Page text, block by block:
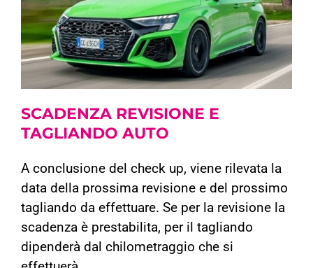
SCADENZA REVISIONE E
TAGLIANDO AUTO
A conclusione del check up, viene rilevata la
data della prossima revisione e del prossimo
tagliando da effettuare. Se per la revisione la
scadenza è prestabilita, per il tagliando
dipenderà dal chilometraggio che si